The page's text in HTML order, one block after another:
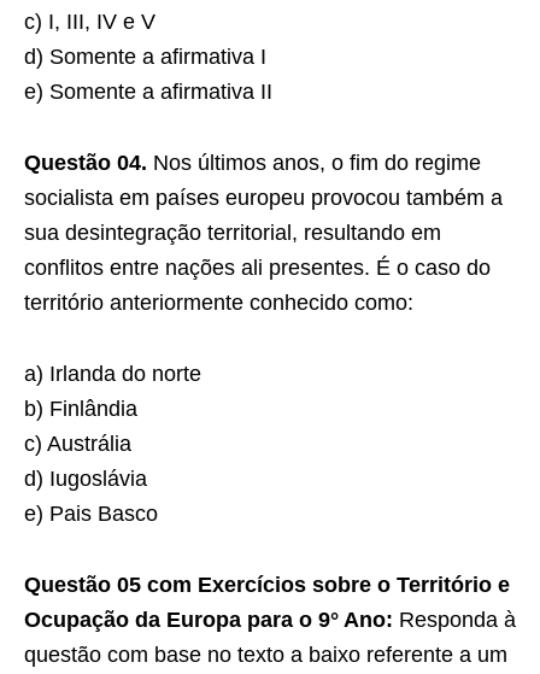
c) I, III, IV e V
d) Somente a afirmativa I
e) Somente a afirmativa II
Questão 04. Nos últimos anos, o fim do regime
socialista em países europeu provocou também a
sua desintegração territorial, resultando em
conflitos entre nações ali presentes. É o caso do
território anteriormente conhecido como:
a) Irlanda do norte
b) Finlândia
c) Austrália
d) Iugoslávia
e) Pais Basco
Questão 05 com Exercícios sobre o Território e
Ocupação da Europa para o 9° Ano: Responda à
questão com base no texto a baixo referente a um